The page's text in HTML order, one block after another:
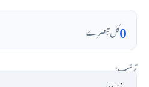
0کل تبصرے
ترتیب: